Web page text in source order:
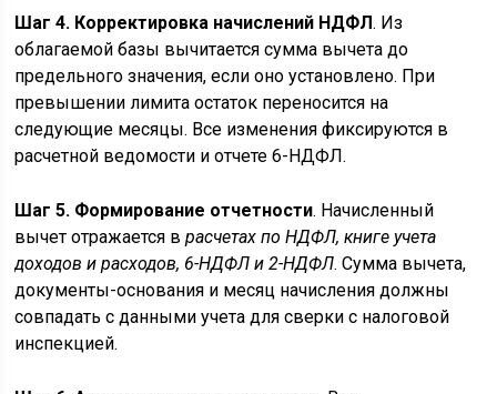
Шаг 4. Корректировка начислений НДФЛ. Из
облагаемой базы вычитается сумма вычета до
предельного значения, если оно установлено. При
превышении лимита остаток переносится на
следующие месяцы. Все изменения фиксируются в
расчетной ведомости и отчете 6-НДФЛ.
Шаг 5. Формирование отчетности. Начисленный
вычет отражается врасчетах по НДФЛ, книге учета
доходов и расходов, 6-НДФЛ и 2-НДФЛ. Сумма вычета,
документы-основания и месяц начисления должны
совпадать с данными учета для сверки с налоговой
инспекцией.